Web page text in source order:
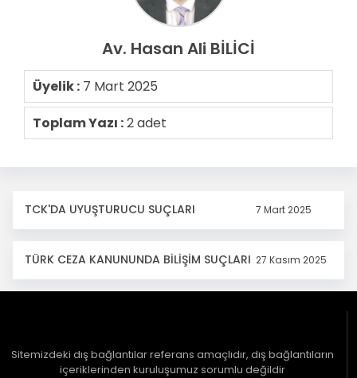
Av. Hasan Ali BİLİCİ
Üyelik : 7 Mart 2025
Toplam Yazı :2 adet
TCK'DA UYUŞTURUCU SUÇLARI 7 Mart 2025
TÜRK CEZA KANUNUNDA BİLİŞİM SUÇLARI 27 Kasım 2025
Sitemizdeki dış bağlantılar referans amaçlıdır, dış bağlantıların
içeriklerinden kuruluşumuz sorumlu değildir